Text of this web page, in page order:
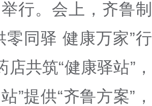
行。会上，齐鲁制
同驿 健康万家”行
共筑“健康驿站”，
”提供“齐鲁方案”，